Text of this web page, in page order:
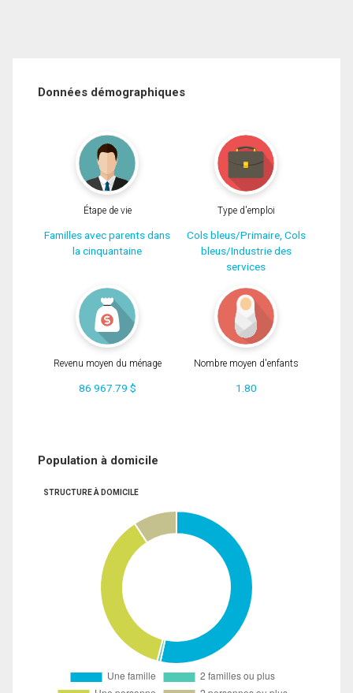
Données démographiques
Étape de vie
Familles avec parents dans
la cinquantaine
Type d'emploi
Cols bleus/Primaire, Cols
bleus/Industrie des
services
Revenu moyen du ménage
86 967.79 $
Nombre moyen d'enfants
1.80
Population à domicile
STRUCTURE À DOMICILE